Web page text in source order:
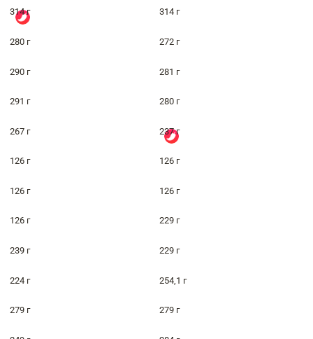
314 г 314 г
280 г 272 г
290 г 281 г
291 г 280 г
267 г 237 г
126 г 126 г
126 г 126 г
126 г 229 г
239 г 229 г
224 г 254,1 г
279 г 279 г